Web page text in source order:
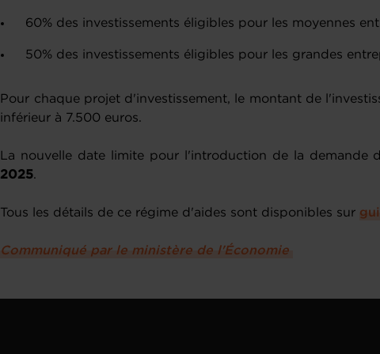
60% des investissements éligibles pour les moyennes
50% des investissements éligibles pour les grandes
Pour chaque projet d'investissement, le montant de
inférieur à 7.500 euros.
La nouvelle date limite pour l'introduction de la demande
2025.
Tous les détails de ce régime d'aides sont disponibles sur
Communiqué par le ministère de l'Économie